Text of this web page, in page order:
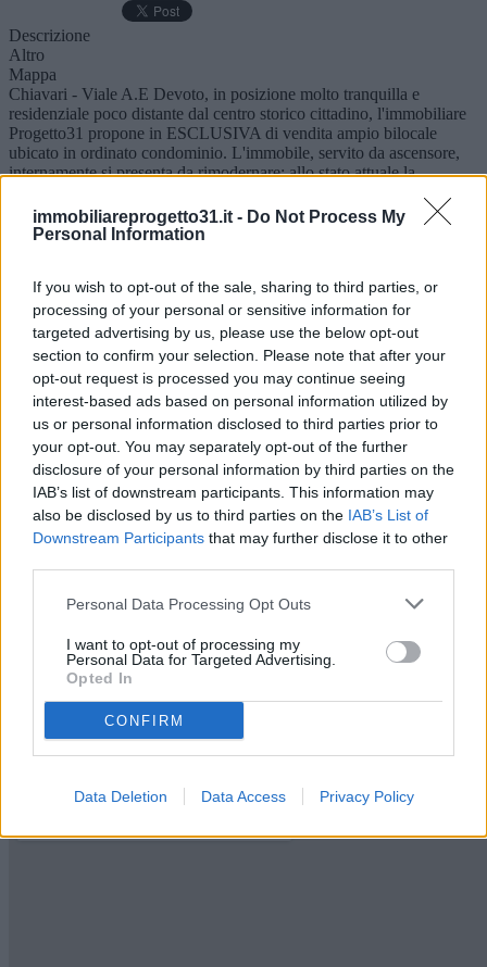
immobiliareprogetto31.it - Do Not Process My
Personal Information
If you wish to opt-out of the sale, sharing to third parties, or
processing of your personal or sensitive information for
targeted advertising by us, please use the below opt-out
section to confirm your selection. Please note that after your
opt-out request is processed you may continue seeing
interest-based ads based on personal information utilized by
us or personal information disclosed to third parties prior to
your opt-out. You may separately opt-out of the further
disclosure of your personal information by third parties on the
IAB’s list of downstream participants. This information may
also be disclosed by us to third parties on the IAB’s List of
Downstream Participants that may further disclose it to other
Personal Data Processing Opt Outs
I want to opt-out of processing my
Personal Data for Targeted Advertising.
Opted In
CONFIRM
Data Deletion Data Access Privacy Policy
Descrizione
Altro
Mappa
Chiavari - Viale A.E Devoto, in posizione molto tranquilla e
residenziale poco distante dal centro storico cittadino, l'immobiliare
Progetto31 propone in ESCLUSIVA di vendita ampio bilocale
ubicato in ordinato condominio. L'immobile, servito da ascensore,
internamente si presenta da rimodernare; allo stato attuale la
camera da letto matrimoniale, bagno finestrato e godibile balconata
accessibile sia dalla cucina che dal living. Riscaldamento
Piano
2° Piano
Anno
Libero al rogito
Camere
Servizi
Balconi
Condizioni
Da ristrutturare
Condominio (mese)
Ascensore
Infissi in legno